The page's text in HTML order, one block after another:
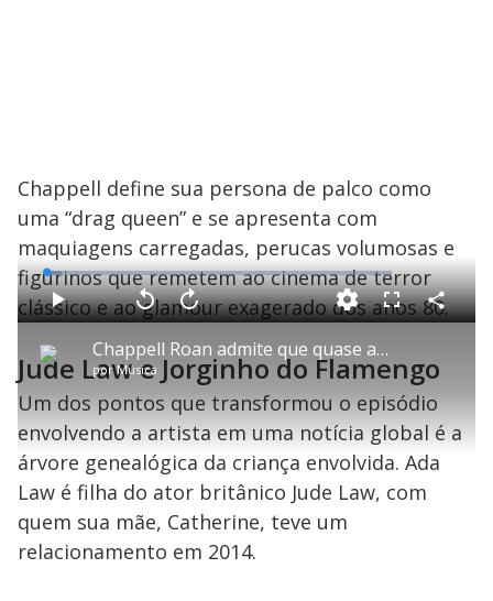
Chappell define sua persona de palco como
uma “drag queen” e se apresenta com
maquiagens carregadas, perucas volumosas e
figurinos que remetem ao cinema de terror
clássico e ao glamour exagerado dos anos 80.
P
l
a
y
Chappell Roan admite que quase abandonou carreira​: 'Me sinto deslocada em público​'
porMúsica
P V
t
a
r
s
g
u
d
o
A
n
ç
0
e
g
n
d
s
L
o
a
d
e
4
.
3
%
F
s
e
C
o
r
t
l
a
r
Jude Law e Jorginho do Flamengo
Um dos pontos que transformou o episódio
envolvendo a artista em uma notícia global é a
árvore genealógica da criança envolvida. Ada
Law é filha do ator britânico Jude Law, com
quem sua mãe, Catherine, teve um
relacionamento em 2014.